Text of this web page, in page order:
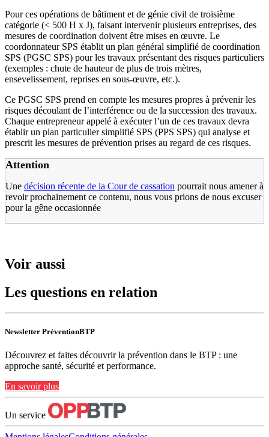
Pour ces opérations de bâtiment et de génie civil de troisième
catégorie (< 500 H x J), faisant intervenir plusieurs entreprises, des
mesures de coordination doivent être mises en œuvre. Le
coordonnateur SPS établit un plan général simplifié de coordination
SPS (PGSC SPS) pour les travaux présentant des risques particuliers
(exemples : chute de hauteur de plus de trois mètres,
ensevelissement, reprises en sous-œuvre, etc.).
Ce PGSC SPS prend en compte les mesures propres à prévenir les
risques découlant de l’interférence ou de la succession des travaux.
Chaque entrepreneur appelé à exécuter l’un de ces travaux devra
établir un plan particulier simplifié SPS (PPS SPS) qui analyse et
prescrit les mesures de prévention prises au regard de ces risques.
Attention
Une décision récente de la Cour de cassation pourrait nous amener à
revoir prochainement ce contenu, nous vous prions de nous excuser
pour la gêne occasionnée
Voir aussi
Les questions en relation
Newsletter PréventionBTP
Découvrez et faites découvrir la prévention dans le BTP : une
approche santé, sécurité et performance.
En savoir plus
Un service